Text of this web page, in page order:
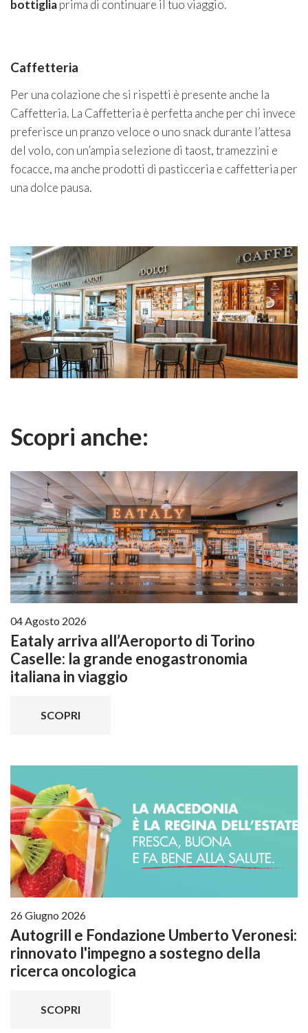
bottigliaprima di continuare il tuo viaggio.
Caffetteria
Per una colazione che si rispetti è presente anche la
Caffetteria. La Caffetteria è perfetta anche per chi invece
preferisce un pranzo veloce o uno snack durante l’attesa
del volo, con un’ampia selezione di taost, tramezzini e
focacce, ma anche prodotti di pasticceria e caffetteria per
una dolce pausa.
Scopri anche:
04 Agosto 2026
Eataly arriva all’Aeroporto di Torino
Caselle: la grande enogastronomia
italiana in viaggio
SCOPRI
26 Giugno 2026
Autogrill e Fondazione Umberto Veronesi:
rinnovato l'impegno a sostegno della
ricerca oncologica
SCOPRI